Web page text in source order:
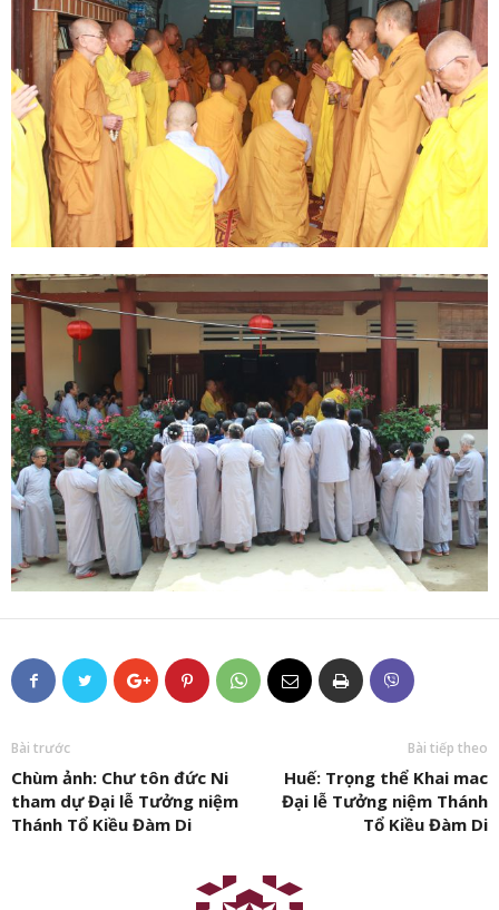
Bài trước
Chùm ảnh: Chư tôn đức Ni
tham dự Đại lễ Tưởng niệm
Thánh Tổ Kiều Đàm Di
Bài tiếp theo
Huế: Trọng thể Khai mac
Đại lễ Tưởng niệm Thánh
Tổ Kiều Đàm Di